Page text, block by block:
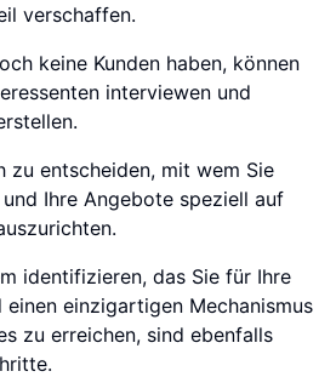
verschaffen.
keine Kunden haben, können
interviewen und
zu entscheiden, mit wem Sie
Ihre Angebote speziell auf
identifizieren, das Sie für Ihre
einen einzigartigen Mechanismus
zu erreichen, sind ebenfalls